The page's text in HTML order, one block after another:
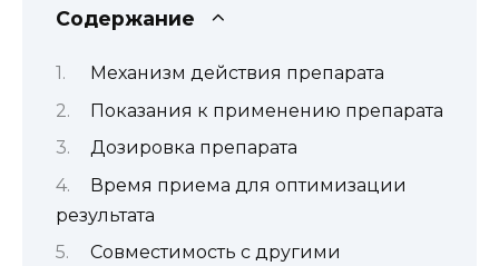
Содержание
Механизм действия препарата
Показания к применению препарата
Дозировка препарата
Время приема для оптимизации
результата
Совместимость с другими